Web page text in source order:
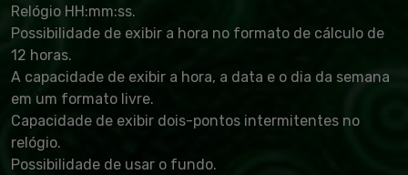
Relógio HH:mm:ss.
Possibilidade de exibir a hora no formato de cálculo de
12 horas.
A capacidade de exibir a hora, a data e o dia da semana
em um formato livre.
Capacidade de exibir dois-pontos intermitentes no
relógio.
Possibilidade de usar o fundo.